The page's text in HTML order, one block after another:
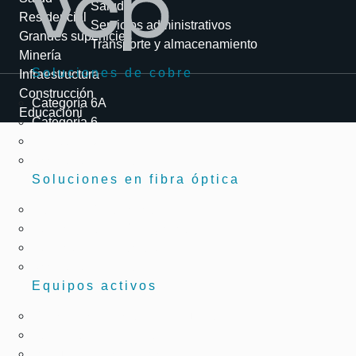
Salud
Servicios administrativos
Transporte y almacenamiento
Residencial
Grandes superficies
Minería
Infraestructura
Construcción
Educacióni
Soluciones de cobre
Categoría 6A
Categoría 6
Soluciones en fibra óptica
Equipos activos